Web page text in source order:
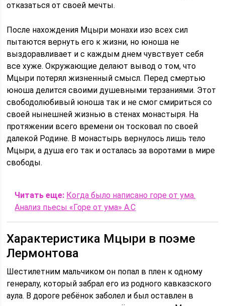
отказаться от своей мечты.
После нахождения Мцыри монахи изо всех сил
пытаются вернуть его к жизни, но юноша не
выздоравливает и с каждым днем чувствует себя
все хуже. Окружающие делают вывод о том, что
Мцыри потерял жизненный смысл. Перед смертью
юноша делится своими душевными терзаниями. Этот
свободолюбивый юноша так и не смог смириться со
своей нынешней жизнью в стенах монастыря. На
протяжении всего времени он тосковал по своей
далекой Родине. В монастырь вернулось лишь тело
Мцыри, а душа его так и осталась за воротами в мире
свободы.
Читать еще: Когда было написано горе от ума.
Анализ пьесы «Горе от ума» А.С
Характеристика Мцыри в поэме
Лермонтова
Шестилетним мальчиком он попал в плен к одному
генералу, который забрал его из родного кавказского
аула. В дороге ребёнок заболел и был оставлен в